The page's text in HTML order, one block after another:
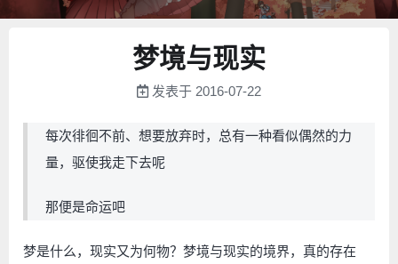
梦境与现实
发表于 2016-07-22
每次徘徊不前、想要放弃时，总有一种看似偶然的力
量，驱使我走下去呢
那便是命运吧
梦是什么，现实又为何物？梦境与现实的境界，真的存在